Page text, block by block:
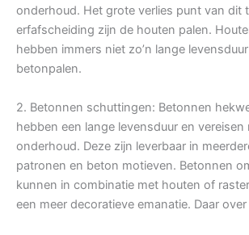
onderhoud. Het grote verlies punt van dit
erfafscheiding zijn de houten palen.
hebben immers niet zo’n lange
betonpalen.
2. Betonnen schuttingen: Betonnen
hebben een lange levensduur en vereisen
onderhoud. Deze zijn leverbaar in
patronen en beton motieven. Betonnen
kunnen in combinatie met houten of
een meer decoratieve emanatie. Daar